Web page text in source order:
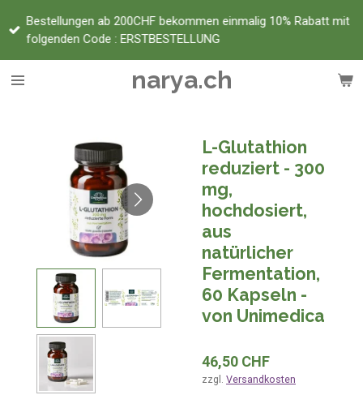
Zum
Hauptinhalt
narya.ch
Bestellungen ab 200CHF bekommen einmalig 10% Rabatt mit
folgenden Code : ERSTBESTELLUNG
L-Glutathion
reduziert - 300
mg,
hochdosiert,
aus
natürlicher
Fermentation,
60 Kapseln -
von Unimedica
46,50 CHF
zzgl. Versandkosten